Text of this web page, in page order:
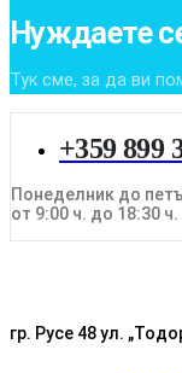
Нуждаете
Тук сме, за да ви
+359 899
Понеделник до
от 9:00 ч. до 18:30 ч.
гр. Русе 48 ул.